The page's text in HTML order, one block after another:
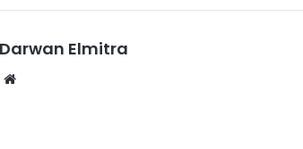
Darwan Elmitra
Website